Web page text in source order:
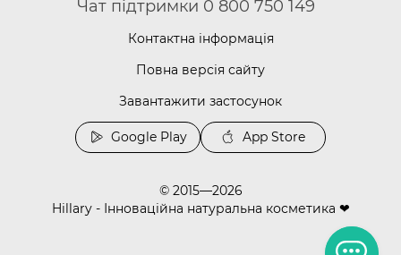
Чат підтримки 0 800 750 149
Контактна інформація
Повна версія сайту
Завантажити застосунок
Google Play App Store
© 2015—2026
Hillary - Інноваційна натуральна косметика ❤